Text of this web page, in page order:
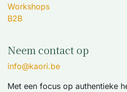
Workshops
B2B
Neem contact op
info@kaori.be
Met een focus op authentieke